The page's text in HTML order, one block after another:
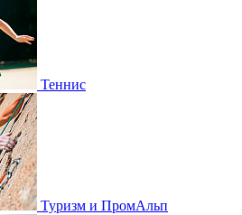
Теннис
Туризм и ПромАльп